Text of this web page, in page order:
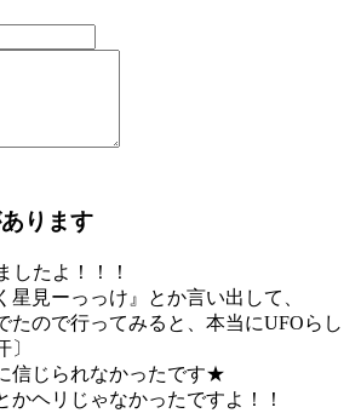
ります
たよ！！！
星見ーっっけ』とか言い出して、
たので行ってみると、本当にUFOらし
信じられなかったです★
かヘリじゃなかったですよ！！